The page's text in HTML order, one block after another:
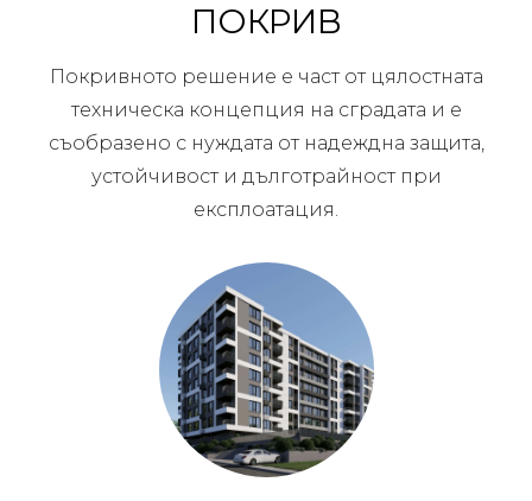
ПОКРИВ
Покривното решение е част от цялостната
техническа концепция на сградата и е
съобразено с нуждата от надеждна защита,
устойчивост и дълготрайност при
експлоатация.